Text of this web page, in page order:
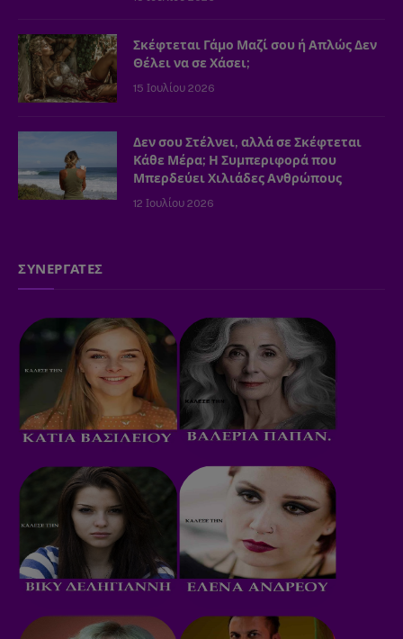
Σκέφτεται Γάμο Μαζί σου ή Απλώς Δεν
Θέλει να σε Χάσει;
15 Ιουλίου 2026
Δεν σου Στέλνει, αλλά σε Σκέφτεται
Κάθε Μέρα; Η Συμπεριφορά που
Μπερδεύει Χιλιάδες Ανθρώπους
12 Ιουλίου 2026
ΣΥΝΕΡΓΑΤΕΣ